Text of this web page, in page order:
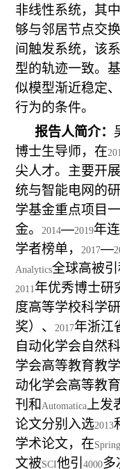
非线性系统，其
够与邻居节点交
间触发系统，该
型的轨迹一致。
似模型渐近稳定
行为的条件。
报告人简介：
博士生导师，在
尖⼈才。主要开
统与智能电网的
学基金重点项目
金。
2014—2019年
学者榜单，
2017—
Analytics全球高被
2011年优秀博士研
度高等学校科学
奖）、
2017年浙江
自动化学会自然
学会⾼等教育教
动化学会⾼等教
刊和 Automatica 上
论文分别入选2013
学术论文，在
文被SCI他引4000多